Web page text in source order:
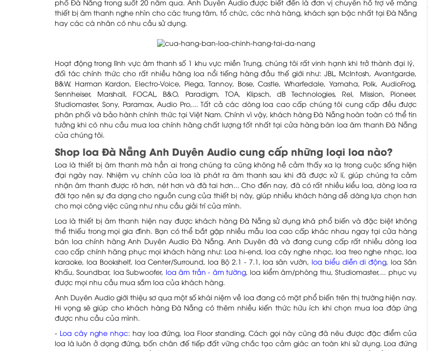
phố Đà Nẵng trong suốt 20 năm qua. Anh Duyên Audio được biết đến là đơn vị chuyên hỗ trợ về mảng
thiết bị âm thanh nghe nhìn cho các trung tâm, tổ chức, các nhà hàng, khách sạn bậc nhất tại Đà Nẵng
hay các cá nhân có nhu cầu sử dụng.
Hoạt động trong lĩnh vực âm thanh số 1 khu vực miền Trung, chúng tôi rất vinh hạnh khi trở thành đại lý,
đối tác chính thức cho rất nhiều hãng loa nổi tiếng hàng đầu thế giới như: JBL, McIntosh, Avantgarde,
B&W, Harman Kardon, Electro-Voice, Piega, Tannoy, Bose, Castle, Wharfedale, Yamaha, Polk, AudioFrog,
Sennheiser, Marshall, FOCAL, B&O, Paradigm, TOA, Klipsch, dB Technologies, Rel, Mission, Pioneer,
Studiomaster, Sony, Paramax, Audio Pro,... Tất cả các dòng loa cao cấp chúng tôi cung cấp đều được
phân phối và bảo hành chính thức tại Việt Nam. Chính vì vậy, khách hàng Đà Nẵng hoàn toàn có thể tin
tưởng khi có nhu cầu mua loa chính hãng chất lượng tốt nhất tại cửa hàng bán loa âm thanh Đà Nẵng
của chúng tôi.
Shop loa Đà Nẵng Anh Duyên Audio cung cấp những loại loa nào?
Loa là thiết bị âm thanh mà hẳn ai trong chúng ta cũng không hề cảm thấy xa lạ trong cuộc sống hiện
đại ngày nay. Nhiệm vụ chính của loa là phát ra âm thanh sau khi đã được xử lí, giúp chúng ta cảm
nhận âm thanh được rõ hơn, nét hơn và đã tai hơn... Cho đến nay, đã có rất nhiều kiểu loa, dòng loa ra
đời tạo nên sự đa dạng cho nguồn cung của thiết bị này, giúp nhiều khách hàng dễ dàng lựa chọn hơn
cho mọi công việc cũng như nhu cầu giải trí của mình.
Loa là thiết bị âm thanh hiện nay được khách hàng Đà Nẵng sử dụng khá phổ biến và đặc biệt không
thể thiếu trong mọi gia đình. Bạn có thể bắt gặp nhiều mẫu loa cao cấp khác nhau ngay tại cửa hàng
bán loa chính hãng Anh Duyên Audio Đà Nẵng. Anh Duyên đã và đang cung cấp rất nhiều dòng loa
cao cấp chính hãng phục mọi khách hàng như: Loa hi-end, loa cây nghe nhạc, loa treo nghe nhạc, loa
karaoke, loa Bookshelf, loa Center/Surround, loa Bộ 2.1 - 7.1, loa sân vườn,
loa biểu diễn di động, loa Sân
Khấu, Soundbar, loa Subwoofer,
loa âm trần - âm tường, loa kiểm âm/phòng thu, Studiomaster,... phục vụ
được mọi nhu cầu mua sắm loa của khách hàng.
Anh Duyên Audio giới thiệu sơ qua một số khái niệm về loa đang có mặt phổ biến trên thị trường hiện nay.
Hi vọng sẽ giúp cho khách hàng Đà Nẵng có thêm nhiều kiến thức hữu ích khi chọn mua loa đáp ứng
được nhu cầu của mình.
- Loa cây nghe nhạc: hay loa đứng, loa Floor standing. Cách gọi này cũng đã nêu được đặc điểm của
loa là luôn ở dạng đứng, bốn chân đế tiếp đất vững chắc tạo cảm giác an toàn khi sử dụng. Loa đứng